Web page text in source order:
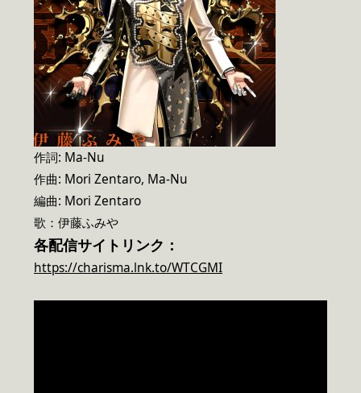
作詞: Ma-Nu
作曲: Mori Zentaro, Ma-Nu
編曲: Mori Zentaro
歌：伊藤ふみや
各配信サイトリンク：
https://charisma.lnk.to/WTCGMI